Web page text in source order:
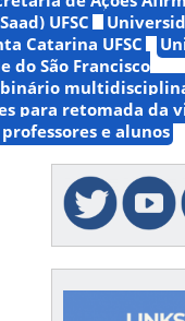
UFSC
Catarina UFSC
do São Francisco
para retomada da
e alunos